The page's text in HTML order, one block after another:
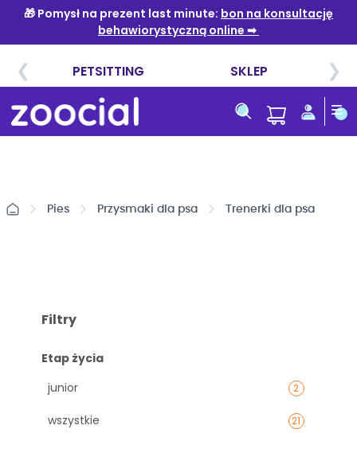
do
treści
Pies Przysmaki dla psa Trenerki dla psa
Filtry
Etap życia
junior
2
wszystkie 21